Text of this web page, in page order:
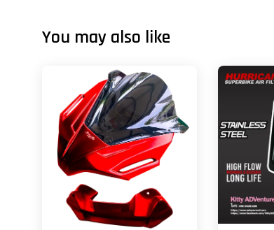
You may also like